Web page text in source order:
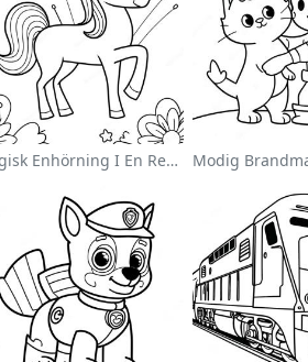
Magisk Enhörning I En Regnbåge Målarbild